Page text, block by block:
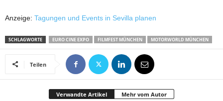
Anzeige: Tagungen und Events in Sevilla planen
SCHLAGWORTE EURO CINE EXPO FILMFEST MÜNCHEN MOTORWORLD MÜNCHEN
Teilen
Verwandte Artikel Mehr vom Autor